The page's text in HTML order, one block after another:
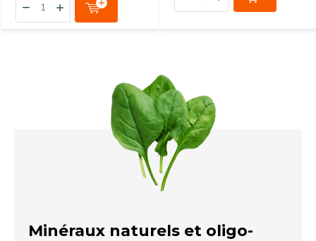
Minéraux naturels et oligo-